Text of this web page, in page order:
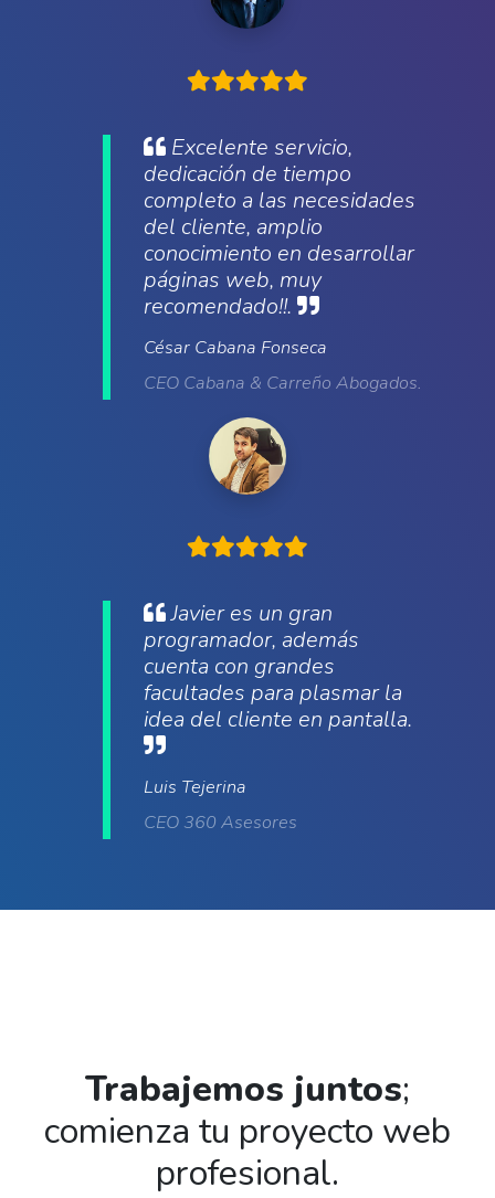
Excelente servicio,
dedicación de tiempo
completo a las necesidades
del cliente, amplio
conocimiento en desarrollar
páginas web, muy
recomendado!!.
César Cabana Fonseca
CEO Cabana & Carreño Abogados.
Javier es un gran
programador, además
cuenta con grandes
facultades para plasmar la
idea del cliente en pantalla.
Luis Tejerina
CEO 360 Asesores
Trabajemos juntos;
comienza tu proyecto web
profesional.